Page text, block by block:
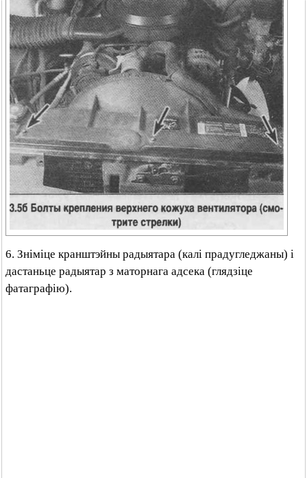
6. Зніміце кранштэйны радыятара (калі прадугледжаны) і
дастаньце радыятар з маторнага адсека (глядзіце
фатаграфію).